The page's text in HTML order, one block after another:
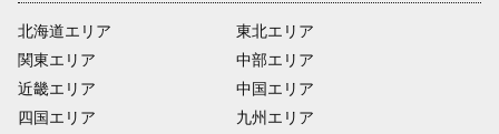
北海道エリア
関東エリア
近畿エリア
四国エリア
東北エリア
中部エリア
中国エリア
九州エリア